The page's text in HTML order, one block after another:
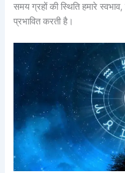
समय ग्रहों की स्थिति हमारे
प्रभावित करती है।